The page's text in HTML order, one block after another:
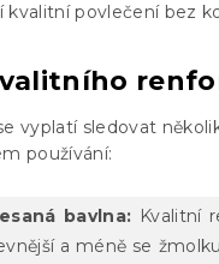
povlečení bez
vyplatí sledovat
používání:
bavlna: Kvalitní
a méně se